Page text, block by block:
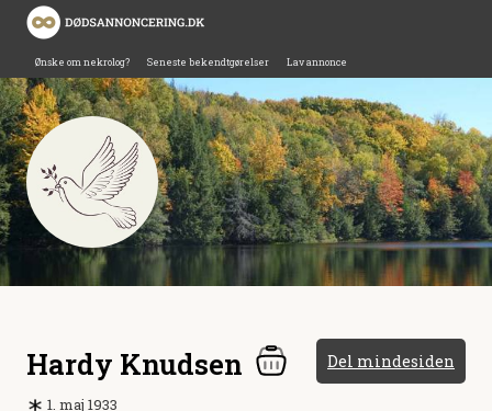
Ønske om nekrolog? Seneste bekendtgørelser Lav annonce
Hardy Knudsen Del mindesiden
1. maj 1933